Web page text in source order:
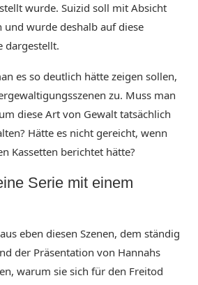
wurde. Suizid soll mit Absicht
wurde deshalb auf diese
dargestellt.
es so deutlich hätte zeigen sollen,
zu. Muss man
diese Art von Gewalt tatsächlich
Hätte es nicht gereicht, wenn
Kassetten berichtet hätte?
Serie mit einem
eben diesen Szenen, dem ständig
der Präsentation von Hannahs
warum sie sich für den Freitod